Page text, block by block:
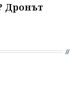
Дронът